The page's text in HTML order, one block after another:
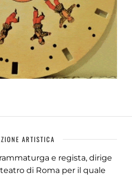
ARTISTICA
e regista, dirige
di Roma per il quale